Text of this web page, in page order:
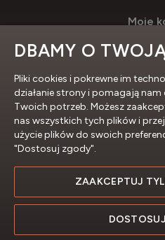
Moje
Profesjonalne
DBAMY O
Pliki cookies i pokrewne im
działanie strony i pomagają
Twoich potrzeb. Możesz
nas wszystkich tych plików i
użycie plików do swoich
"Dostosuj zgody".
ZAAKCEPTUJ